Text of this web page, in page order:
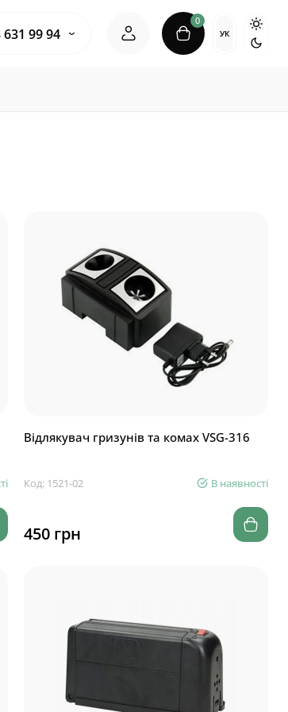
631 99 94
0
УК
Відлякувач гризунів та комах VSG-316
Код: 1521-02 В наявності
450 грн